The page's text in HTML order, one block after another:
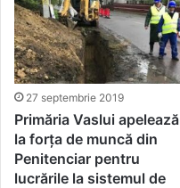
27 septembrie 2019
Primăria Vaslui apelează
la forța de muncă din
Penitenciar pentru
lucrările la sistemul de